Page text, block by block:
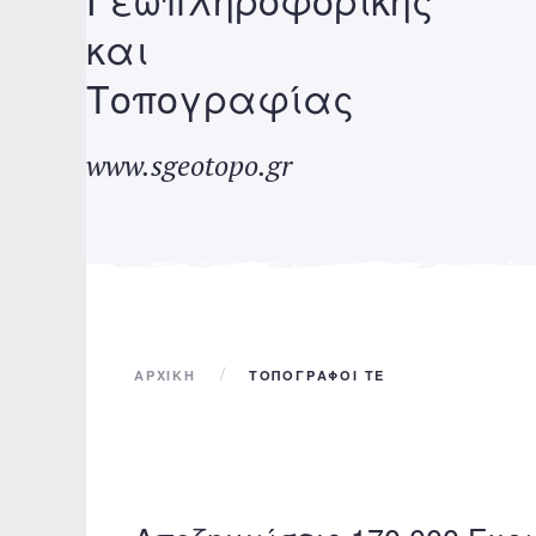
και
Τοπογραφίας
www.sgeotopo.gr
ΑΡΧΙΚΉ ΤΟΠΟΓΡΑΦΟΙ ΤΕ